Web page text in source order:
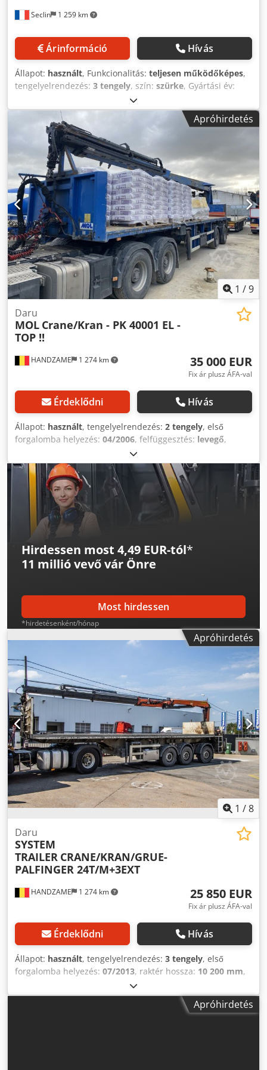
megismeréséhez. További információkért: Loris:
ÖNRÁCSÚSZÓ PÓTKOCSIAK az ipari és kereskedelmi
járművek értékesítésével és vásárlásával foglalkozik,
elsősorban a hulladékkezelési szektorban. Szakterületünk
a teherautók, pótkocsik és önrácsúszó felszerelések. Több
mint 50 teherautóból és több mint 150 rakterhelő
egységből álló, azonnal szállítható járműpark áll
rendelkezésünkre, daruzóval ellátott és daruzó nélkül.
S.E.&O A bejegyzett hirdetések és részletek nagy száma
miatt az Aurora arra ösztönzi, hogy a bejegyzett adatok
helyességét a vevőszolgálati munkatársakkal
ellenőriztessék.
Seclin 1 259 km
Árinformáció Hívás
Állapot: használt, Funkcionalitás: teljesen működőképes,
tengelyelrendezés: 3 tengely, szín: szürke, Gyártási év:
, Önkormányzó tengely / BPW Chsdpfox Nwrisx Aqvsa
BŐVÍTŐ, DUPLA HIDRAULIKUS RÁMPÁK HOSSZ = 8,30 m /
HATTYÚNYAK = 3,30 m HÁTULI EMELŐCSATLAKOZÓ
SZERSZÁMOSLÁDA
Apróhirdetés
1 /9
HANDZAME 1 274 km
Daru
MOL Crane/Kran - PK 40001 EL -
TOP !!
35 000 EUR
Fix ár plusz ÁFA-val
Érdeklődni Hívás
Állapot: használt, tengelyelrendezés: 2 tengely, első
forgalomba helyezés: 04/2006, felfüggesztés: levegő,
, Gyártási év:
Felszereltség:daru, Felfüggesztés: Légrugózás Hátsó
tengely 1: Gumiabroncs méret: 425/65R22.5 Hátsó tengely
2: Gumiabroncs méret: 425/65R22.2; kormányzott Hajtás:
Kerekes Emelőoszlop: Teleszkópos (3 tagú) Felépítmény
márkája: MOL PK 40001 EL Chsdpsyx A N Esfx Aqvja
Hirdessen most 4,49 EUR-tól*
11 millió vevővár Önre
Most hirdessen
*hirdetésenként/hónap
Apróhirdetés
1 /8
HANDZAME 1 274 km
Daru
SYSTEM
TRAILER CRANE/KRAN/GRUE-
PALFINGER 24T/M+3EXT
25 850 EUR
Fix ár plusz ÁFA-val
Érdeklődni Hívás
Állapot: használt, tengelyelrendezés: 3 tengely, első
forgalomba helyezés: 07/2013, raktér hossza: 10 200 mm,
2 500 mm
mm, felfüggesztés:levegő, abroncs méret:385/65R22,5,
, Felszereltség:
Apróhirdetés